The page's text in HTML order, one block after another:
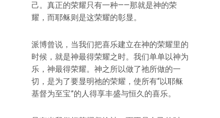
己。真正的荣耀只有一种——那就是神的荣
耀，而耶稣则是这荣耀的彰显。
派博曾说，当我们把喜乐建立在神的荣耀里的
时候，就是神最得荣耀之时。我们单单以神为
乐，神最得荣耀。神之所以做了祂所做的一
切，是为了要显明祂的荣耀，使所有“以耶稣
基督为至宝”的人得享丰盛与恒久的喜乐。